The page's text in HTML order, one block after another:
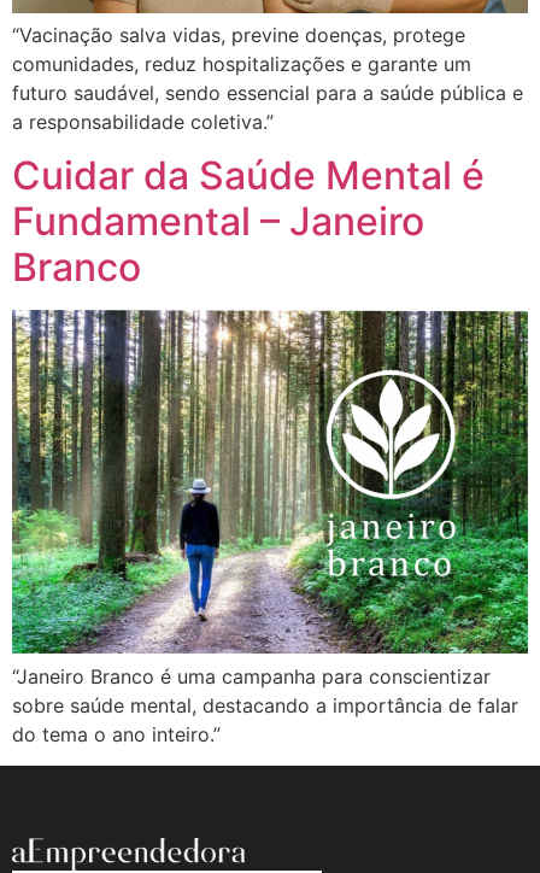
“Vacinação salva vidas, previne doenças, protege
comunidades, reduz hospitalizações e garante um
futuro saudável, sendo essencial para a saúde pública e
a responsabilidade coletiva.”
Cuidar da Saúde Mental é
Fundamental – Janeiro
Branco
“Janeiro Branco é uma campanha para conscientizar
sobre saúde mental, destacando a importância de falar
do tema o ano inteiro.”